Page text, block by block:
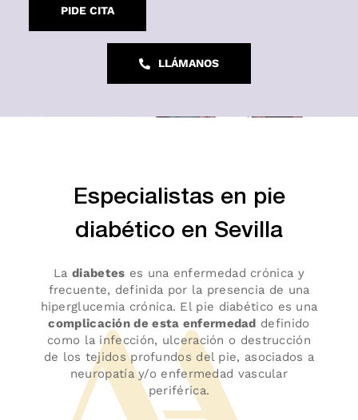
PIDE CITA
LLÁMANOS
Especialistas en pie
diabético en Sevilla
Ladiabetes es una enfermedad crónica y
frecuente, definida por la presencia de una
hiperglucemia crónica. El pie diabético es una
complicación de esta enfermedad definido
como la infección, ulceración o destrucción
de los tejidos profundos del pie, asociados a
neuropatía y/o enfermedad vascular
periférica.